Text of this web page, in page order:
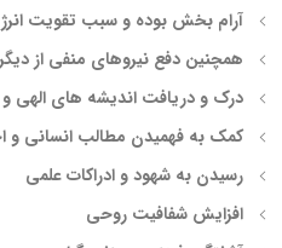
آرام بخش بوده و سبب تقویت
همچنین دفع نیروهای منفی از
درک و دریافت اندیشه های الهی و
کمک به فهمیدن مطالب انسانی و
رسیدن به شهود و ادراکات علمی
افزایش شفافیت روحی